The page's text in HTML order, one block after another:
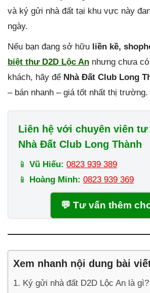
và ký gửi nhà đất tại khu vực này
ngày.
Nếu bạn đang sở hữu liền kề,
biệt thư D2D Lộc An nhưng chưa
khách, hãy để Nhà Đất Club Long
– bán nhanh – giá tốt nhất thị trường.
Liên hệ với chuyên viên tư
Nhà Đất Club Long Thành
📱 Vũ Hiếu: 0823 939 389
📱 Hoàng Minh: 0823 939 369
💬 Tư vấn thêm
Xem nhanh nội dung bài
1. Ký gửi nhà đất D2D Lộc An là gì?